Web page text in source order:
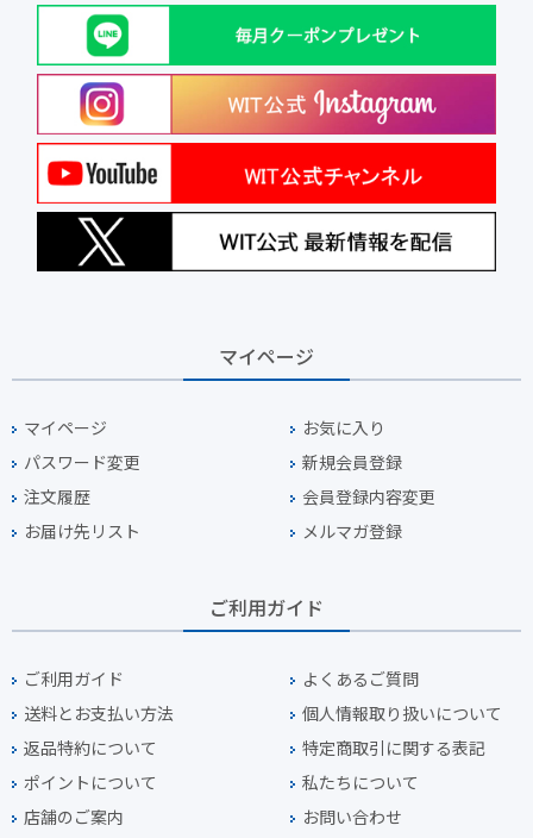
マイページ
マイページ
お気に入り
パスワード変更
新規会員登録
注文履歴
会員登録内容変更
お届け先リスト
メルマガ登録
ご利用ガイド
ご利用ガイド
よくあるご質問
送料とお支払い方法
個人情報取り扱いについて
返品特約について
特定商取引に関する表記
ポイントについて
私たちについて
店舗のご案内
お問い合わせ